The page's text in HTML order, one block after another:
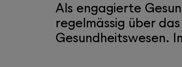
Als engagierte
regelmässig über
Gesundheitswesen.